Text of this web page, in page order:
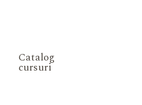
Catalog
cursuri